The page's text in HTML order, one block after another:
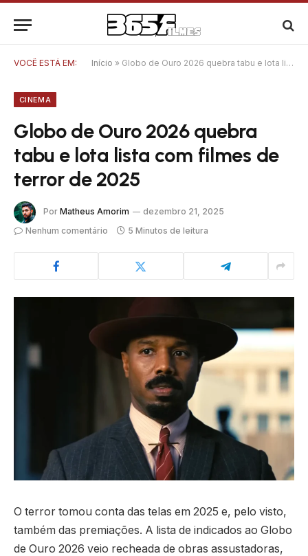
VOCÊ ESTÁ EM: Início » Globo de Ouro 2026 quebra tabu e lota lista com filmes de terror de 2025
CINEMA
Globo de Ouro 2026 quebra
tabu e lota lista com filmes de
terror de 2025
Por Matheus Amorim
dezembro 21, 2025
Nenhum comentário
5 Minutos de leitura
O terror tomou conta das telas em 2025 e, pelo visto,
também das premiações. A lista de indicados ao Globo
de Ouro 2026 veio recheada de obras assustadoras,